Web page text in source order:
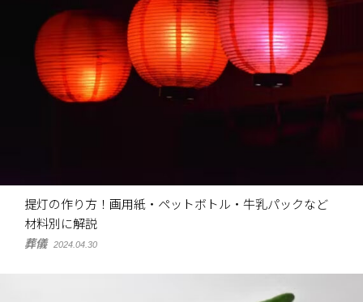
提灯の作り方！画用紙・ペットボトル・牛乳パックなど
材料別に解説
葬儀 2024.04.30